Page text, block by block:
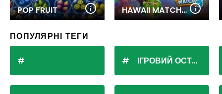
POP FRUIT HAWAII MATCH 6
ПОПУЛЯРНІ ТЕГИ
ІГРОВИЙ ОСТРІВ